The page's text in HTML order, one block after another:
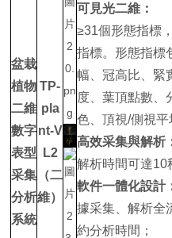
盆栽
植物
二維
數字
表型
采集
分析
系統
TP-
pla
nt-V
L2
（二
維）
可見光二維：
≥31個形態指標
指標。形態指標
幅、冠高比、緊
度、葉頂點數、
色、頂視/側視平
高效采集與解析
解析時間可達10
軟件一體化設計
據采集、解析全
約分析時間；